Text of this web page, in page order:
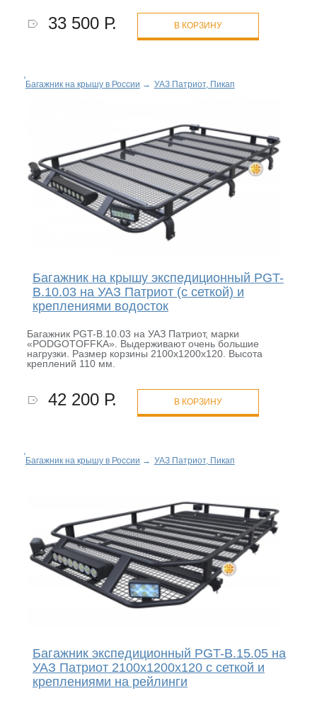
33 500 Р. В КОРЗИНУ
Багажник на крышу в России → УАЗ Патриот, Пикап
Багажник на крышу экспедиционный PGT-
B.10.03 на УАЗ Патриот (с сеткой) и
креплениями водосток
Багажник PGT-B.10.03 на УАЗ Патриот, марки
«PODGOTOFFKA». Выдерживают очень большие
нагрузки. Размер корзины 2100х1200х120. Высота
креплений 110 мм.
42 200 Р. В КОРЗИНУ
Багажник на крышу в России → УАЗ Патриот, Пикап
Багажник экспедиционный PGT-B.15.05 на
УАЗ Патриот 2100х1200х120 с сеткой и
креплениями на рейлинги